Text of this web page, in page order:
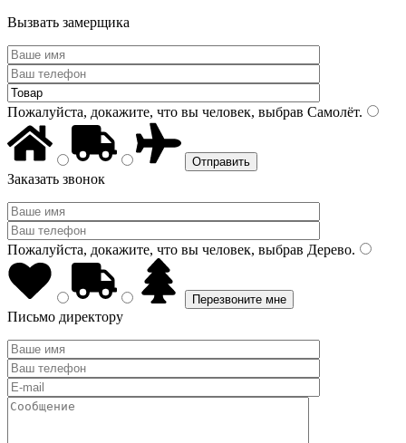
Вызвать замерщика
Пожалуйста, докажите, что вы человек, выбрав Самолёт.
Заказать звонок
Пожалуйста, докажите, что вы человек, выбрав Дерево.
Письмо директору